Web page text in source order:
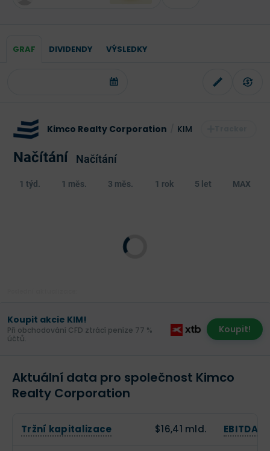
GRAF DIVIDENDY VÝSLEDKY
Kimco Realty Corporation KIM
Načítání Načítání
1 týd. 1 měs. 3 měs. 1 rok 5 let MAX
Koupit akcie KIM!
Při obchodování CFD ztrácí peníze 77 %
účtů.
Koupit!
Aktuální data pro společnost Kimco
Realty Corporation
Tržní kapitalizace $16,41 mld. EBITDA